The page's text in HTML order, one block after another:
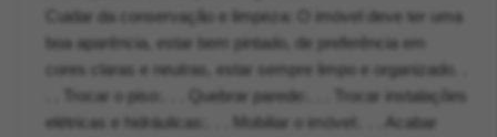
Cuidar da conservação e limpeza: O imóvel deve ter uma
boa aparência, estar bem pintado, de preferência em
cores claras e neutras, estar sempre limpo e organizado. .
. . Trocar o piso:. . . Quebrar parede:. . . Trocar instalações
elétricas e hidráulicas:. . . Mobiliar o imóvel:. . . Acabar